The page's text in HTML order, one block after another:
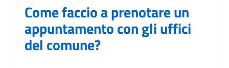
Come faccio a prenotare un
appuntamento con gli uffici
del comune?